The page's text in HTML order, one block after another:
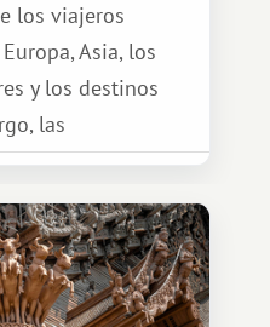
los viajeros
Asia, los
y los destinos
las
el sistema
más
encuentra
que ofrece una
completamente